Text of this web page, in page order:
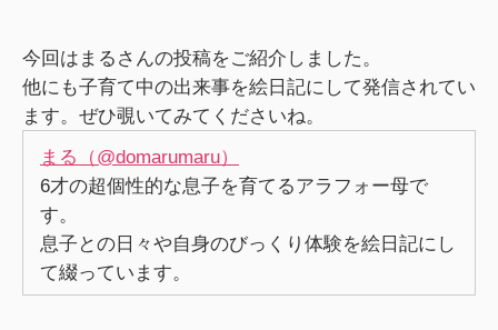
今回はまるさんの投稿をご紹介しました。
他にも子育て中の出来事を絵日記にして発信されてい
ます。ぜひ覗いてみてくださいね。
まる（@domarumaru）
6才の超個性的な息子を育てるアラフォー母で
す。
息子との日々や自身のびっくり体験を絵日記にし
て綴っています。